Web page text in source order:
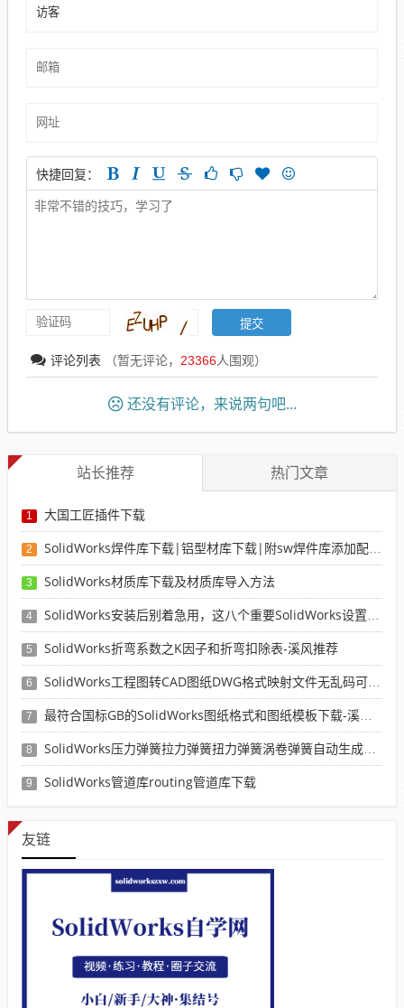
快捷回复：
评论列表 （暂无评论， 23366人围观）
还没有评论，来说两句吧...
站长推荐 热门文章
1 大国工匠插件下载
2 SolidWorks焊件库下载|铝型材库下载|附sw焊件库添加配置使用教程
3 SolidWorks材质库下载及材质库导入方法
4 SolidWorks安装后别着急用，这八个重要SolidWorks设置可以提高你的画图效率
5 SolidWorks折弯系数之K因子和折弯扣除表-溪风推荐
6 SolidWorks工程图转CAD图纸DWG格式映射文件无乱码可分层-溪风亲测推荐
7 最符合国标GB的SolidWorks图纸格式和图纸模板下载-溪风专用版
8 SolidWorks压力弹簧拉力弹簧扭力弹簧涡卷弹簧自动生成宏程序下载
9 SolidWorks管道库routing管道库下载
友链